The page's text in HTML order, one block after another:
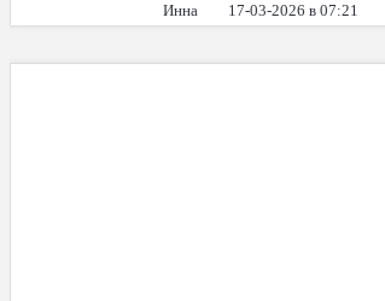
Инна 17-03-2026 в 07:21